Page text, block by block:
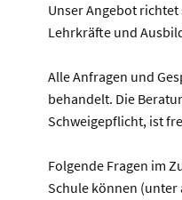
Unser Angebot
Lehrkräfte und
Alle Anfragen und
behandelt. Die
Schweigepflicht, ist
Folgende Fragen im
Schule können